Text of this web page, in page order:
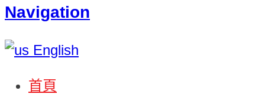
Navigation
English
首頁